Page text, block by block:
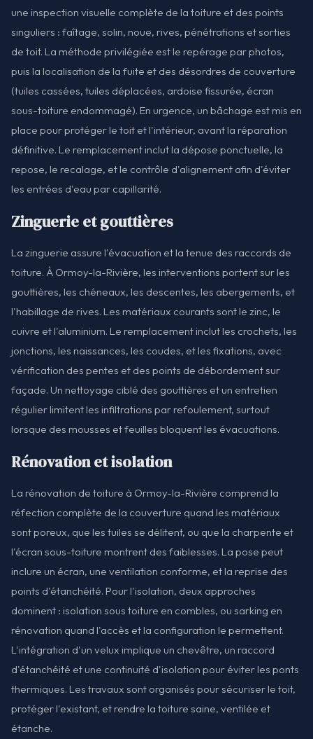
une inspection visuelle complète de la toiture et des points
singuliers : faîtage, solin, noue, rives, pénétrations et sorties
de toit. La méthode privilégiée est le repérage par photos,
puis la localisation de la fuite et des désordres de couverture
(tuiles cassées, tuiles déplacées, ardoise fissurée, écran
sous-toiture endommagé). En urgence, un bâchage est mis en
place pour protéger le toit et l'intérieur, avant la réparation
définitive. Le remplacement inclut la dépose ponctuelle, la
repose, le recalage, et le contrôle d'alignement afin d'éviter
les entrées d'eau par capillarité.
Zinguerie et gouttières
La zinguerie assure l'évacuation et la tenue des raccords de
toiture. À Ormoy-la-Rivière, les interventions portent sur les
gouttières, les chéneaux, les descentes, les abergements, et
l'habillage de rives. Les matériaux courants sont le zinc, le
cuivre et l'aluminium. Le remplacement inclut les crochets, les
jonctions, les naissances, les coudes, et les fixations, avec
vérification des pentes et des points de débordement sur
façade. Un nettoyage ciblé des gouttières et un entretien
régulier limitent les infiltrations par refoulement, surtout
lorsque des mousses et feuilles bloquent les évacuations.
Rénovation et isolation
La rénovation de toiture à Ormoy-la-Rivière comprend la
réfection complète de la couverture quand les matériaux
sont poreux, que les tuiles se délitent, ou que la charpente et
l'écran sous-toiture montrent des faiblesses. La pose peut
inclure un écran, une ventilation conforme, et la reprise des
points d'étanchéité. Pour l'isolation, deux approches
dominent : isolation sous toiture en combles, ou sarking en
rénovation quand l'accès et la configuration le permettent.
L'intégration d'un velux implique un chevêtre, un raccord
d'étanchéité et une continuité d'isolation pour éviter les ponts
thermiques. Les travaux sont organisés pour sécuriser le toit,
protéger l'existant, et rendre la toiture saine, ventilée et
étanche.